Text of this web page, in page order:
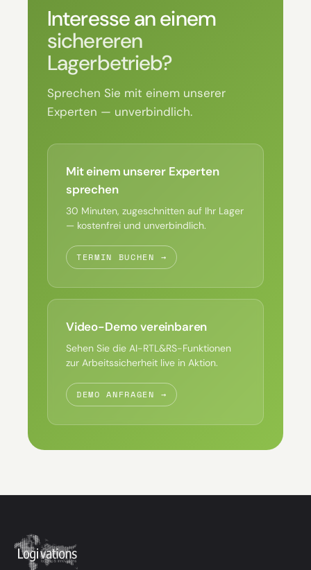
Interesse an einem
sichereren
Lagerbetrieb?
Sprechen Sie mit einem unserer
Experten — unverbindlich.
Mit einem unserer Experten
sprechen
30 Minuten, zugeschnitten auf Ihr Lager
— kostenfrei und unverbindlich.
TERMIN BUCHEN →
Video-Demo vereinbaren
Sehen Sie die AI-RTL&RS-Funktionen
zur Arbeitssicherheit live in Aktion.
DEMO ANFRAGEN →